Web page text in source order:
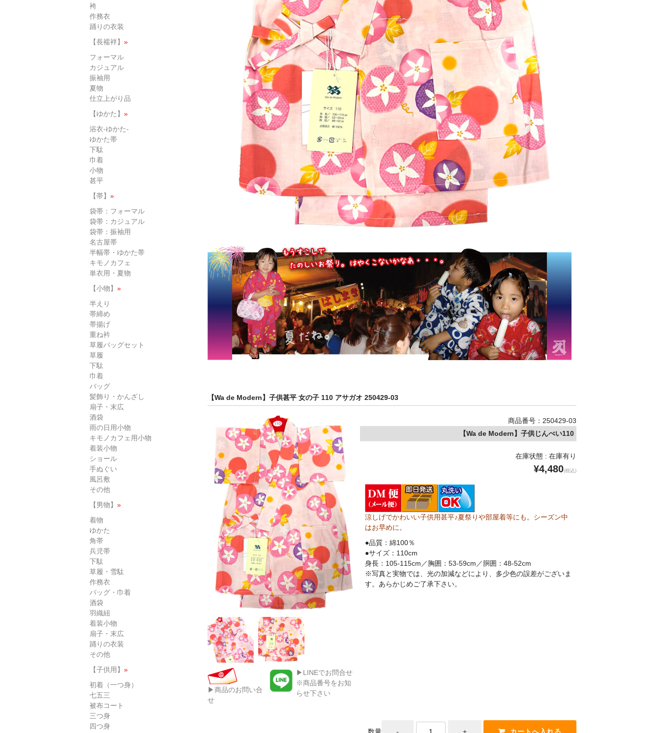
【Wa de Modern】子供甚平 女の子 110 アサガオ 250429-03
▶商品のお問い合
せ
▶LINEでお問合せ
※商品番号をお知
らせ下さい
商品番号：250429-03
【Wa de Modern】子供じんべい110
在庫状態 : 在庫有り
¥4,480(税込)
涼しげでかわいい子供用甚平♪夏祭りや部屋着等にも。シーズン中
はお早めに。
●品質：綿100％
●サイズ：110cm
身長：105-115cm／胸囲：53-59cm／胴囲：48-52cm
※写真と実物では、光の加減などにより、多少色の誤差がございま
す。あらかじめご了承下さい。
数量
袴
作務衣
踊りの衣装
【長襦袢】 »
フォーマル
カジュアル
振袖用
夏物
仕立上がり品
【ゆかた】 »
浴衣-ゆかた-
ゆかた帯
下駄
巾着
小物
甚平
【帯】 »
袋帯：フォーマル
袋帯：カジュアル
袋帯：振袖用
名古屋帯
半幅帯・ゆかた帯
キモノカフェ
単衣用・夏物
【小物】 »
半えり
帯締め
帯揚げ
重ね衿
草履バッグセット
草履
下駄
巾着
バッグ
髪飾り・かんざし
扇子・末広
酒袋
雨の日用小物
キモノカフェ用小物
着装小物
ショール
手ぬぐい
風呂敷
その他
【男物】 »
着物
ゆかた
角帯
兵児帯
下駄
草履・雪駄
作務衣
バッグ・巾着
酒袋
羽織紐
着装小物
扇子・末広
踊りの衣装
その他
【子供用】 »
初着（一つ身）
七五三
被布コート
三つ身
四つ身